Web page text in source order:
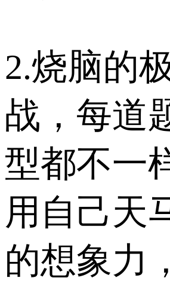
2.烧脑的
战，每道
型都不一
用自己天
的想象力